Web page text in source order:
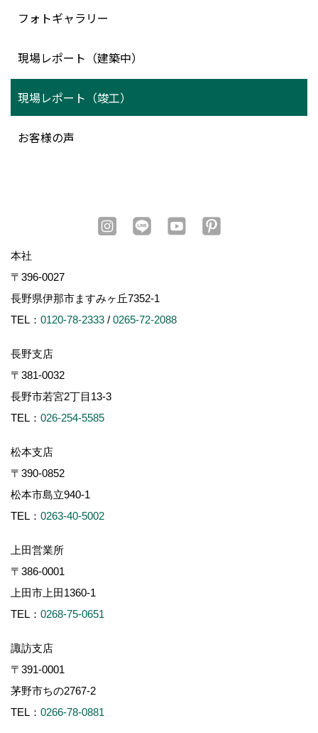
フォトギャラリー
現場レポート（建築中）
現場レポート（竣工）
お客様の声
本社
〒396-0027
長野県伊那市ますみヶ丘7352-1
TEL： 0120-78-2333 / 0265-72-2088
長野支店
〒381-0032
長野市若宮2丁目13-3
TEL： 026-254-5585
松本支店
〒390-0852
松本市島立940-1
TEL： 0263-40-5002
上田営業所
〒386-0001
上田市上田1360-1
TEL： 0268-75-0651
諏訪支店
〒391-0001
茅野市ちの2767-2
TEL： 0266-78-0881